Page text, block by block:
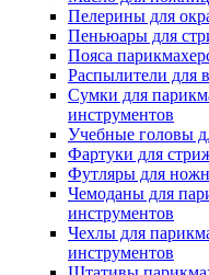
Пелерины для
Пеньюары для
Пояса
Распылители для
Сумки для
инструментов
Учебные головы
Фартуки для
Футляры для
Чемоданы для
инструментов
Чехлы для
инструментов